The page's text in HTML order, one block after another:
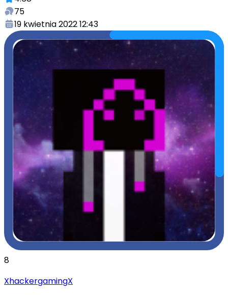
75
19 kwietnia 2022 12:43
8
XhackergamingX